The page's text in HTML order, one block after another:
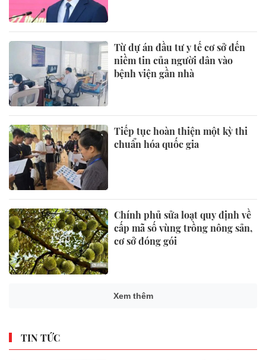
Từ dự án đầu tư y tế cơ sở đến
niềm tin của người dân vào
bệnh viện gần nhà
Tiếp tục hoàn thiện một kỳ thi
chuẩn hóa quốc gia
Chính phủ sửa loạt quy định về
cấp mã số vùng trồng nông sản,
cơ sở đóng gói
Xem thêm
TIN TỨC